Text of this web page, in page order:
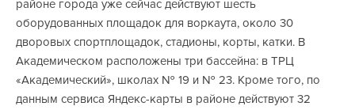
районе города уже сейчас действуют шесть
оборудованных площадок для воркаута, около 30
дворовых спортплощадок, стадионы, корты, катки. В
Академическом расположены три бассейна: в ТРЦ
«Академический», школах № 19 и № 23. Кроме того, по
данным сервиса Яндекс-карты в районе действуют 32